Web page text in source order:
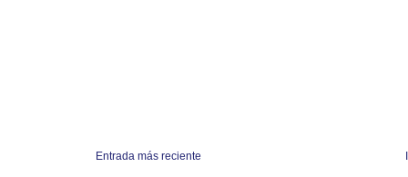
Entrada más reciente